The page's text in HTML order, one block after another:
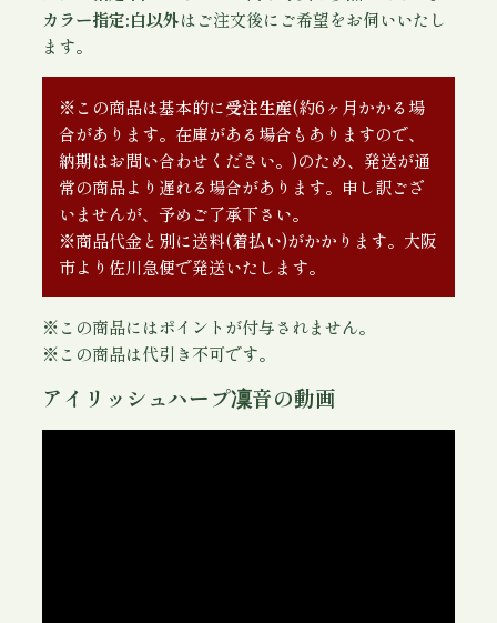
カラー指定:白以外はご注文後にご希望をお伺いいたし
ます。
※この商品は基本的に受注生産(約6ヶ月かかる場
合があります。在庫がある場合もありますので、
納期はお問い合わせください。)のため、発送が通
常の商品より遅れる場合があります。申し訳ござ
いませんが、予めご了承下さい。
※商品代金と別に送料(着払い)がかかります。大阪
市より佐川急便で発送いたします。
※この商品にはポイントが付与されません。
※この商品は代引き不可です。
アイリッシュハープ凜音の動画